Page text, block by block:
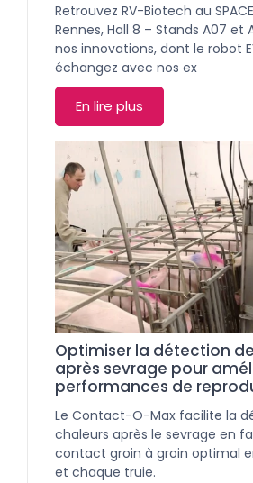
Retrouvez RV-Biotech au
Rennes, Hall 8 – Stands A07 et
nos innovations, dont le robot
échangez avec nos ex
En lire plus
Optimiser la détection
après sevrage pour
performances de
Le Contact-O-Max facilite la
chaleurs après le sevrage en
contact groin à groin optimal
et chaque truie.